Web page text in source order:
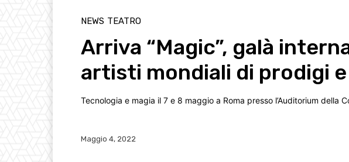
NEWS TEATRO
Arriva “Magic”, galà
artisti mondiali di prodigi
Tecnologia e magia il 7 e 8 maggio a Roma presso l’Auditorium della
Maggio 4, 2022